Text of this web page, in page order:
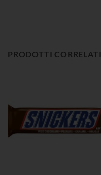
PRODOTTI CORRELATI